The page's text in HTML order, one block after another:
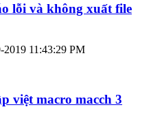
lỗi và không xuất file
2019 11:43:29 PM
việt macro macch 3